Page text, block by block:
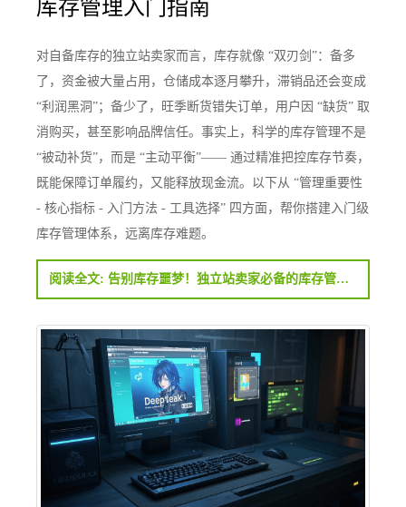
库存管理入门指南
对自备库存的独立站卖家而言，库存就像 “双刃剑”：备多
了，资金被大量占用，仓储成本逐月攀升，滞销品还会变成
“利润黑洞”；备少了，旺季断货错失订单，用户因 “缺货” 取
消购买，甚至影响品牌信任。事实上，科学的库存管理不是
“被动补货”，而是 “主动平衡”—— 通过精准把控库存节奏，
既能保障订单履约，又能释放现金流。以下从 “管理重要性
- 核心指标 - 入门方法 - 工具选择” 四方面，帮你搭建入门级
库存管理体系，远离库存难题。
阅读全文: 告别库存噩梦！独立站卖家必备的库存管理入门指南